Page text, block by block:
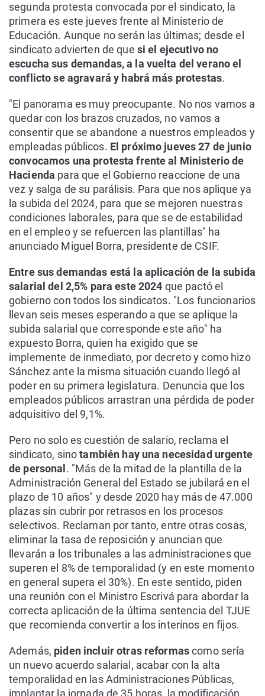
segunda protesta convocada por el sindicato, la
primera es este jueves frente al Ministerio de
Educación. Aunque no serán las últimas; desde el
sindicato advierten de que si el ejecutivo no
escucha sus demandas, a la vuelta del verano el
conflicto se agravará y habrá más protestas.
"El panorama es muy preocupante. No nos vamos a
quedar con los brazos cruzados, no vamos a
consentir que se abandone a nuestros empleados y
empleadas públicos. El próximo jueves 27 de junio
convocamos una protesta frente al Ministerio de
Hacienda para que el Gobierno reaccione de una
vez y salga de su parálisis. Para que nos aplique ya
la subida del 2024, para que se mejoren nuestras
condiciones laborales, para que se de estabilidad
en el empleo y se refuercen las plantillas" ha
anunciado Miguel Borra, presidente de CSIF.
Entre sus demandas está la aplicación de la subida
salarial del 2,5% para este 2024 que pactó el
gobierno con todos los sindicatos. "Los funcionarios
llevan seis meses esperando a que se aplique la
subida salarial que corresponde este año" ha
expuesto Borra, quien ha exigido que se
implemente de inmediato, por decreto y como hizo
Sánchez ante la misma situación cuando llegó al
poder en su primera legislatura. Denuncia que los
empleados públicos arrastran una pérdida de poder
adquisitivo del 9,1%.
Pero no solo es cuestión de salario, reclama el
sindicato, sinotambién hay una necesidad urgente
de personal . "Más de la mitad de la plantilla de la
Administración General del Estado se jubilará en el
plazo de 10 años" y desde 2020 hay más de 47.000
plazas sin cubrir por retrasos en los procesos
selectivos. Reclaman por tanto, entre otras cosas,
eliminar la tasa de reposición y anuncian que
llevarán a los tribunales a las administraciones que
superen el 8% de temporalidad (y en este momento
en general supera el 30%). En este sentido, piden
una reunión con el Ministro Escrivá para abordar la
correcta aplicación de la última sentencia del TJUE
que recomienda convertir a los interinos en fijos.
Además, piden incluir otras reformascomo sería
un nuevo acuerdo salarial, acabar con la alta
temporalidad en las Administraciones Públicas,
implantar la jornada de 35 horas, la modificación